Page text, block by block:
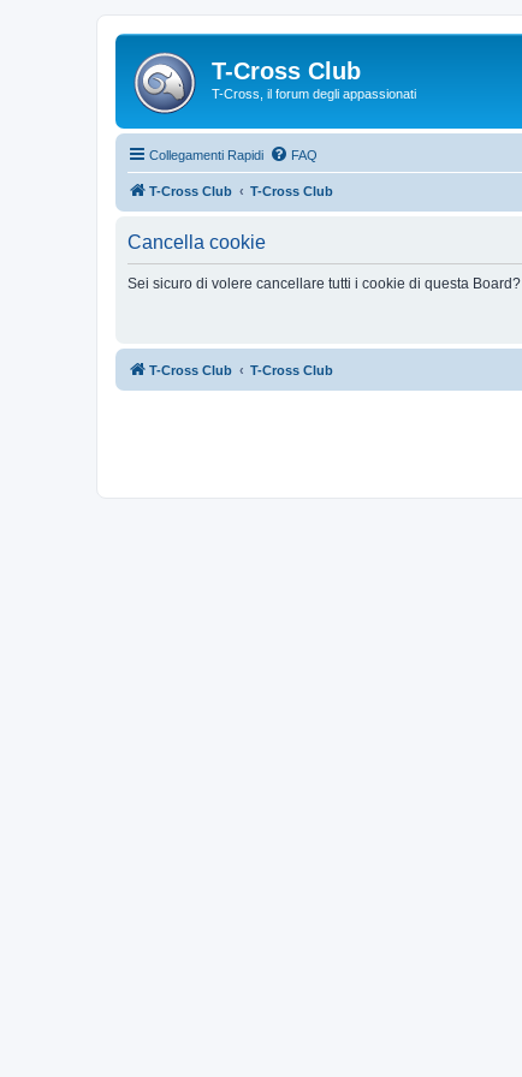
T-Cross Club
T-Cross, il forum degli appassionati
Collegamenti Rapidi FAQ
T-Cross Club T-Cross Club
Cancella cookie
Sei sicuro di volere cancellare tutti i cookie di questa Board?
T-Cross Club T-Cross Club